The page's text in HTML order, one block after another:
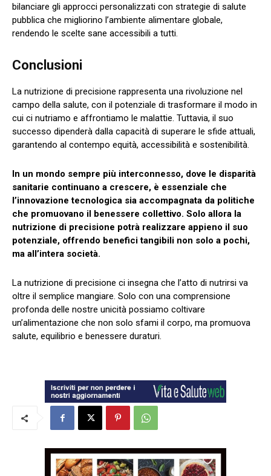
bilanciare gli approcci personalizzati con strategie di salute
pubblica che migliorino l’ambiente alimentare globale,
rendendo le scelte sane accessibili a tutti.
Conclusioni
La nutrizione di precisione rappresenta una rivoluzione nel
campo della salute, con il potenziale di trasformare il modo in
cui ci nutriamo e affrontiamo le malattie. Tuttavia, il suo
successo dipenderà dalla capacità di superare le sfide attuali,
garantendo al contempo equità, accessibilità e sostenibilità.
In un mondo sempre più interconnesso, dove le disparità
sanitarie continuano a crescere, è essenziale che
l’innovazione tecnologica sia accompagnata da politiche
che promuovano il benessere collettivo. Solo allora la
nutrizione di precisione potrà realizzare appieno il suo
potenziale, offrendo benefici tangibili non solo a pochi,
ma all’intera società.
La nutrizione di precisione ci insegna che l’atto di nutrirsi va
oltre il semplice mangiare. Solo con una comprensione
profonda delle nostre unicità possiamo coltivare
un’alimentazione che non solo sfami il corpo, ma promuova
salute, equilibrio e benessere duraturi.